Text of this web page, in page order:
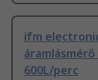
ifm
600L/perc